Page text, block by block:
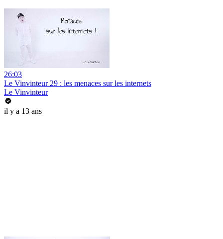
26:03
Le Vinvinteur 29 : les menaces sur les internets
Le Vinvinteur
il y a 13 ans